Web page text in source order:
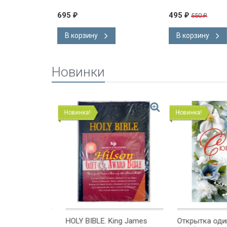
695 ₽
В корзину
495 ₽ 550₽
В корзину
Новинки
Новинка!
HOLY BIBLE. King James
Новинка!
Открытка